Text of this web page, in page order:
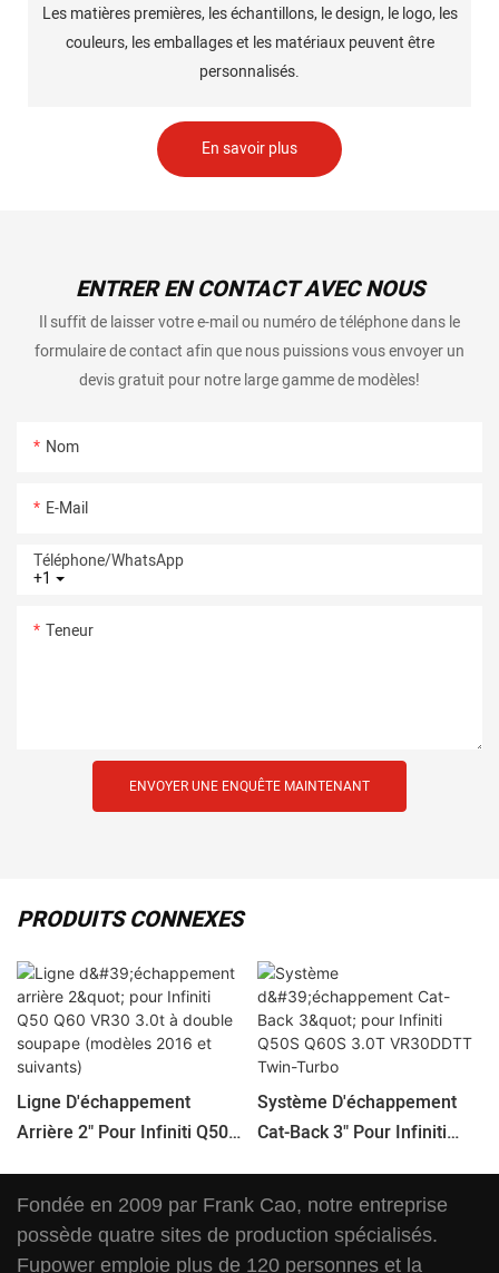
Les matières premières, les échantillons, le design, le logo, les
couleurs, les emballages et les matériaux peuvent être
personnalisés.
En savoir plus
ENTRER EN CONTACT AVEC NOUS
Il suffit de laisser votre e-mail ou numéro de téléphone dans le
formulaire de contact afin que nous puissions vous envoyer un
devis gratuit pour notre large gamme de modèles!
Nom
E-Mail
+1
Téléphone/WhatsApp
Teneur
ENVOYER UNE ENQUÊTE MAINTENANT
PRODUITS CONNEXES
Ligne D'échappement
Arrière 2" Pour Infiniti Q50
Soupape (modèles 2016 Et
Suivants)
Système D'échappement
Cat-Back 3" Pour Infiniti
Twin-Turbo
Fondée en 2009 par Frank Cao, notre entreprise
possède quatre sites de production spécialisés.
Fupower emploie plus de 120 personnes et la